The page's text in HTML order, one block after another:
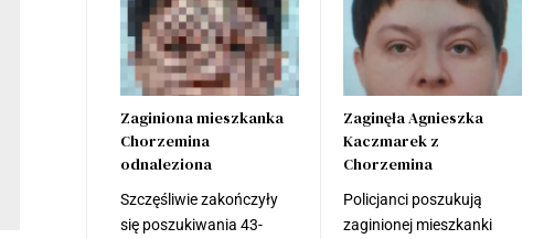
Zaginiona mieszkanka
Chorzemina
odnaleziona
Szczęśliwie zakończyły
się poszukiwania 43-
Zaginęła Agnieszka
Kaczmarek z
Chorzemina
Policjanci poszukują
zaginionej mieszkanki